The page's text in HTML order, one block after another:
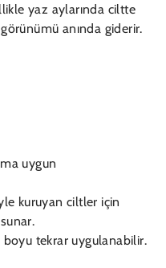
yaz aylarında ciltte
anında giderir.
uygun
kuruyan ciltler için
tekrar uygulanabilir.